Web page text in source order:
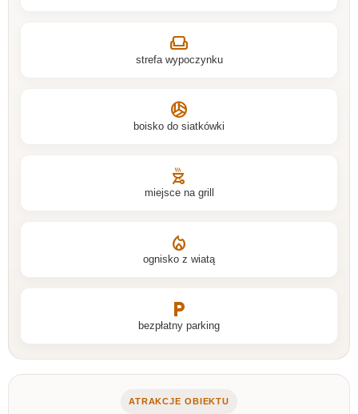
weekend
strefa wypoczynku
sports_volleyball
boisko do siatkówki
outdoor_grill
miejsce na grill
local_fire_department
ognisko z wiatą
local_parking
bezpłatny parking
ATRAKCJE OBIEKTU